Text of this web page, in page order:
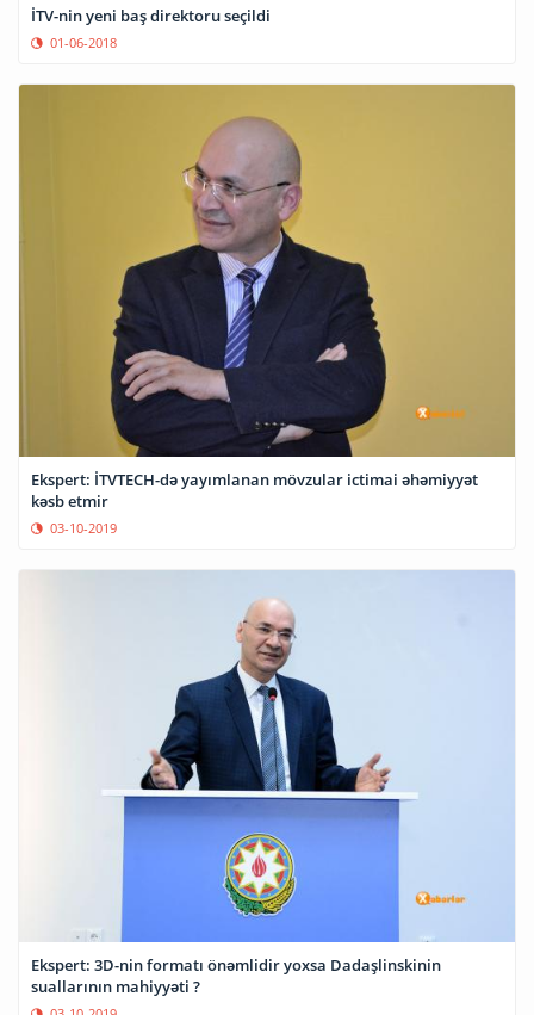
İTV-nin yeni baş direktoru seçildi
01-06-2018
Ekspert: İTVTECH-də yayımlanan mövzular ictimai əhəmiyyət
kəsb etmir
03-10-2019
Ekspert: 3D-nin formatı önəmlidir yoxsa Dadaşlinskinin
suallarının mahiyyəti ?